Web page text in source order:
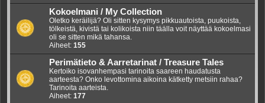
Kokoelmani / My Collection
Oletko keräilijä? Oli sitten kysymys pikkuautoista, puukoista,
tölkeistä, kivistä tai kolikoista niin täälla voit näyttää kokoelmasi
oli se sitten mikä tahansa.
Aiheet: 155
Perimätieto & Aarretarinat / Treasure Tales
Kertoiko isovanhempasi tarinoita saareen haudatusta
aarteesta? Onko levottomina aikoina kätketty metsiin rahaa?
Tarinoita aarteista.
Aiheet: 177